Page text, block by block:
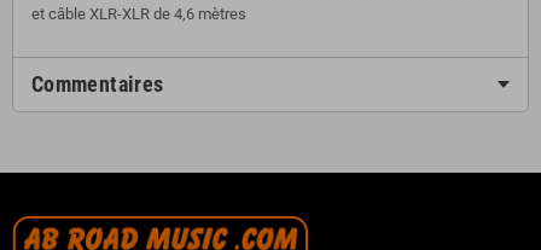
et câble XLR-XLR de 4,6 mètres
Commentaires